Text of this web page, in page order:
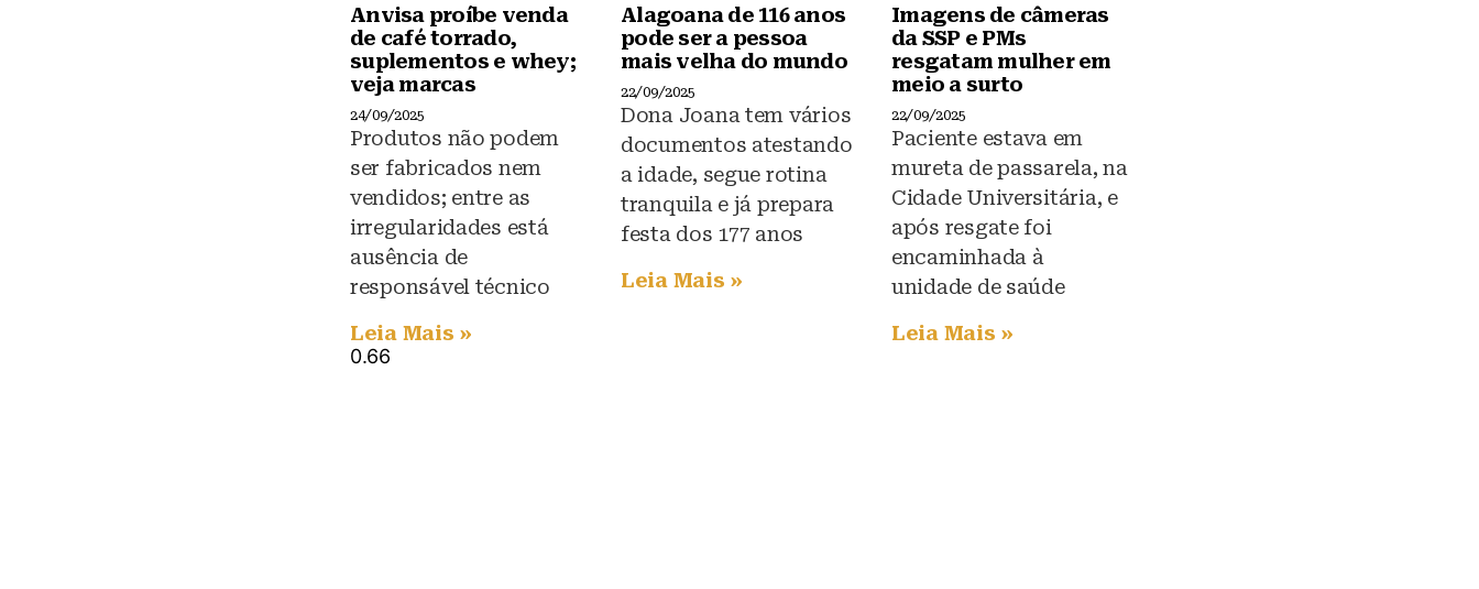
Anvisa proíbe venda
de café torrado,
suplementos e whey;
veja marcas
24/09/2025
Produtos não podem
ser fabricados nem
vendidos; entre as
irregularidades está
ausência de
responsável técnico
Leia Mais »
Alagoana de 116 anos
pode ser a pessoa
mais velha do mundo
22/09/2025
Dona Joana tem vários
documentos atestando
a idade, segue rotina
tranquila e já prepara
festa dos 177 anos
Leia Mais »
Imagens de câmeras
da SSP e PMs
resgatam mulher em
meio a surto
22/09/2025
Paciente estava em
mureta de passarela, na
Cidade Universitária, e
após resgate foi
encaminhada à
unidade de saúde
Leia Mais »